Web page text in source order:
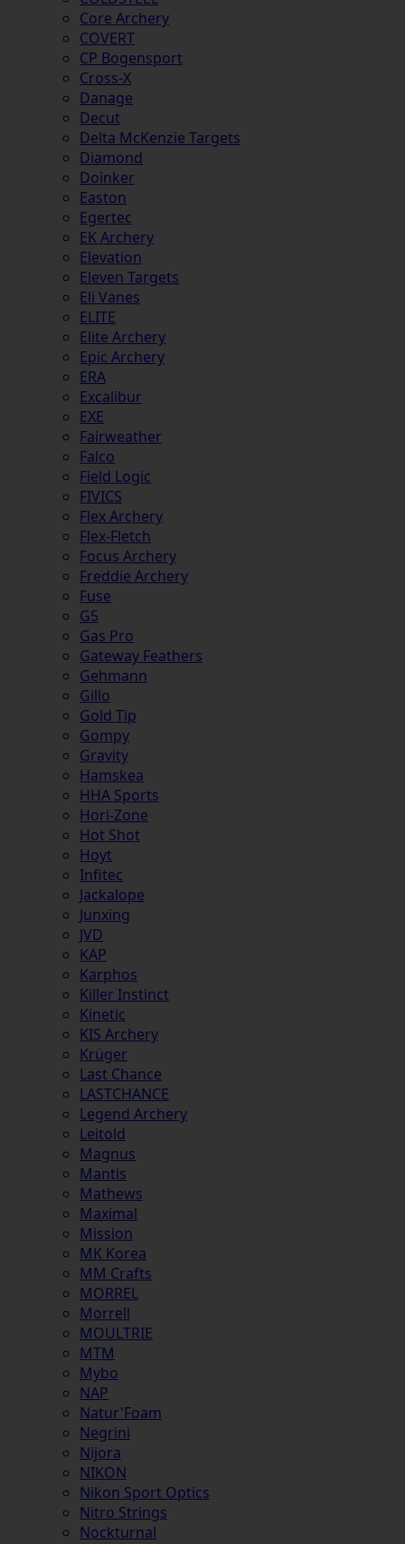
Core Archery
COVERT
CP Bogensport
Cross-X
Danage
Decut
Delta McKenzie Targets
Diamond
Doinker
Easton
Egertec
EK Archery
Elevation
Eleven Targets
Eli Vanes
ELITE
Elite Archery
Epic Archery
ERA
Excalibur
EXE
Fairweather
Falco
Field Logic
FIVICS
Flex Archery
Flex-Fletch
Focus Archery
Freddie Archery
Fuse
G5
Gas Pro
Gateway Feathers
Gehmann
Gillo
Gold Tip
Gompy
Gravity
Hamskea
HHA Sports
Hori-Zone
Hot Shot
Hoyt
Infitec
Jackalope
Junxing
JVD
KAP
Karphos
Killer Instinct
Kinetic
KIS Archery
Krüger
Last Chance
LASTCHANCE
Legend Archery
Leitold
Magnus
Mantis
Mathews
Maximal
Mission
MK Korea
MM Crafts
MORREL
Morrell
MOULTRIE
MTM
Mybo
NAP
Natur'Foam
Negrini
Nijora
NIKON
Nikon Sport Optics
Nitro Strings
Nockturnal